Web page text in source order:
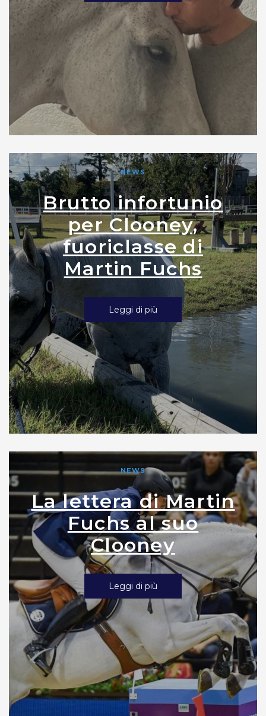
NEWS
Brutto infortunio
per Clooney,
fuoriclasse di
Martin Fuchs
Leggi di più
NEWS
La lettera di Martin
Fuchs al suo
Clooney
Leggi di più